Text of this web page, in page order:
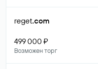
reget.com
499 000 ₽
Возможен торг